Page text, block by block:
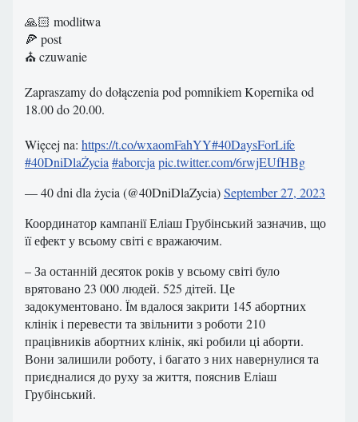
🙏🏻 modlitwa
🍕 post
⛪️ czuwanie
Zapraszamy do dołączenia pod pomnikiem Kopernika od
18.00 do 20.00.
Więcej na: https://t.co/wxaomFahYY#40DaysForLife
#40DniDlaŻycia #aborcja pic.twitter.com/6rwjEUfHBg
— 40 dni dla życia (@40DniDlaZycia)September 27, 2023
Координатор кампанії Еліаш Грубінський зазначив, що
її ефект у всьому світі є вражаючим.
– За останній десяток років у всьому світі було
врятовано 23 000 людей. 525 дітей. Це
задокументовано. Їм вдалося закрити 145 абортних
клінік і перевести та звільнити з роботи 210
працівників абортних клінік, які робили ці аборти.
Вони залишили роботу, і багато з них навернулися та
приєдналися до руху за життя, пояснив Еліаш
Грубінський.